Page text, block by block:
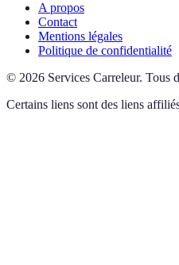
A propos
Contact
Mentions légales
Politique de confidentialité
© 2026 Services Carreleur. Tous
Certains liens sont des liens